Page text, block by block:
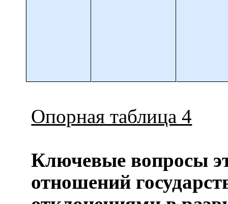
Опорная таблица 4
Ключевые вопросы
отношений